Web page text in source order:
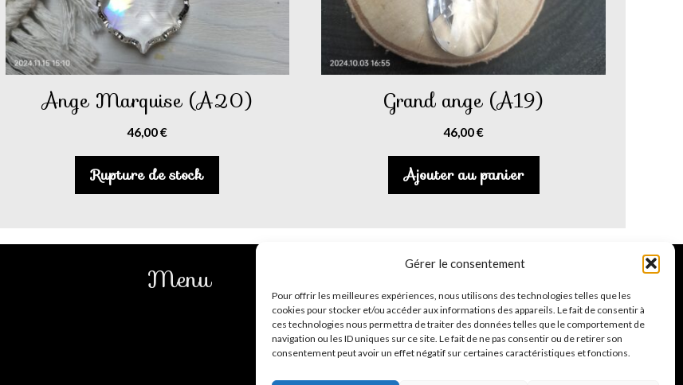
Gérer le consentement
Pour offrir les meilleures expériences, nous utilisons des technologies telles que les
cookies pour stocker et/ou accéder aux informations des appareils. Le fait de consentir à
ces technologies nous permettra de traiter des données telles que le comportement de
navigation ou les ID uniques sur ce site. Le fait de ne pas consentir ou de retirer son
consentement peut avoir un effet négatif sur certaines caractéristiques et fonctions.
Ange Marquise (A20)
46,00€
Rupture de stock
Grand ange (A19)
46,00€
Ajouter au panier
Menu Suivez-moi
Facebook InstagramTikTok